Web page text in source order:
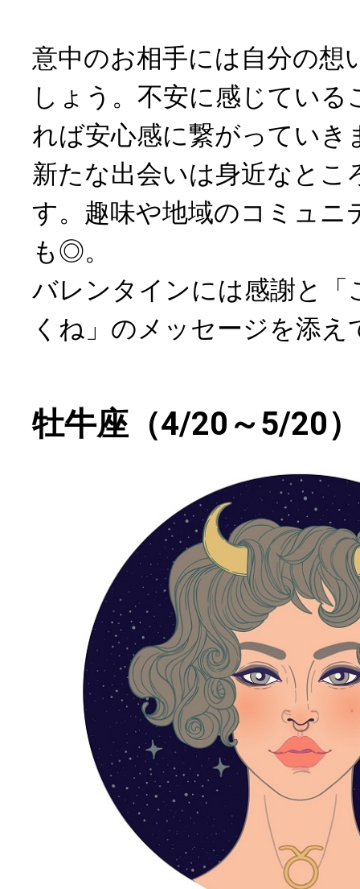
意中のお相手には自分の想
しょう。不安に感じている
れば安心感に繋がっていき
新たな出会いは身近なとこ
す。趣味や地域のコミュニ
も◎。
バレンタインには感謝と「
くね」のメッセージを添え
牡牛座（4/20～5/20）